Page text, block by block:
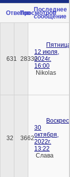
ОтветовПросмотров
Последнее
сообщение
631 28330
12 июля,
2024г.
16:00
Nikolas
32 3662
30
октября,
2022г.
13:22
Слава